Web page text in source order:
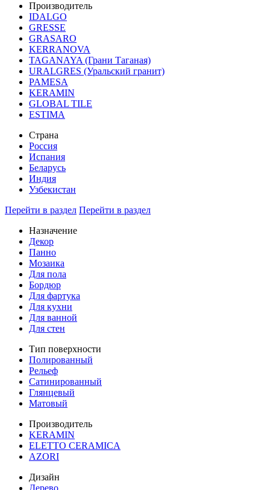
Производитель
IDALGO
GRESSE
GRASARO
KERRANOVA
TAGANAYA (Грани Таганая)
URALGRES (Уральский гранит)
PAMESA
KERAMIN
GLOBAL TILE
ESTIMA
Страна
Россия
Испания
Беларусь
Индия
Узбекистан
Перейти в раздел Перейти в раздел
Назначение
Декор
Панно
Мозаика
Для пола
Бордюр
Для фартука
Для кухни
Для ванной
Для стен
Тип поверхности
Полированный
Рельеф
Сатинированный
Глянцевый
Матовый
Производитель
KERAMIN
ELETTO CERAMICA
AZORI
Дизайн
Дерево